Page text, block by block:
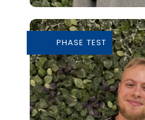
main
En savoir plus
PHASE TEST